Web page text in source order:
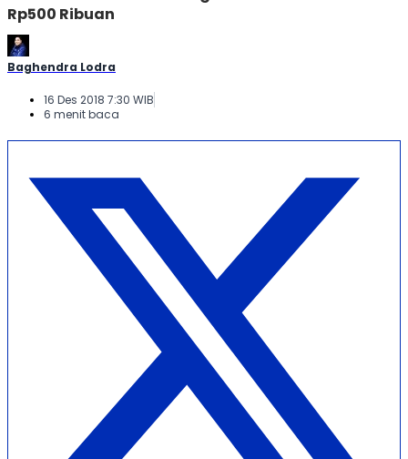
Rp500 Ribuan
Baghendra Lodra
16 Des 2018 7:30 WIB
6 menit baca